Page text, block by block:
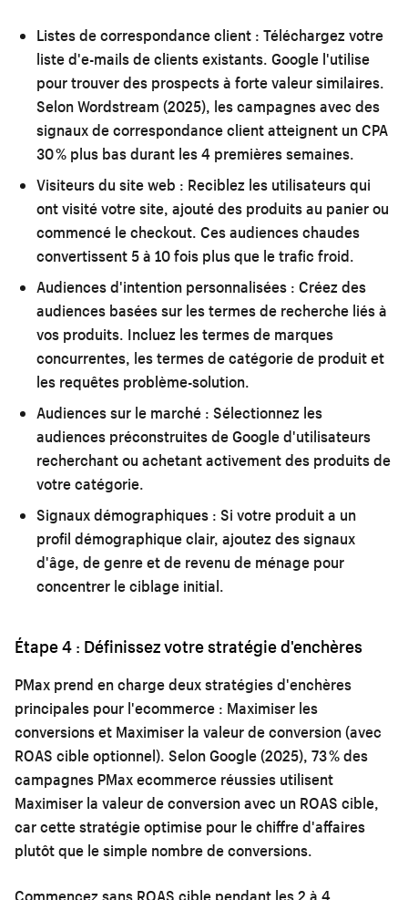
Listes de correspondance client : Téléchargez votre
liste d'e-mails de clients existants. Google l'utilise
pour trouver des prospects à forte valeur similaires.
Selon Wordstream (2025), les campagnes avec des
signaux de correspondance client atteignent un CPA
30 % plus bas durant les 4 premières semaines.
Visiteurs du site web : Reciblez les utilisateurs qui
ont visité votre site, ajouté des produits au panier ou
commencé le checkout. Ces audiences chaudes
convertissent 5 à 10 fois plus que le trafic froid.
Audiences d'intention personnalisées : Créez des
audiences basées sur les termes de recherche liés à
vos produits. Incluez les termes de marques
concurrentes, les termes de catégorie de produit et
les requêtes problème-solution.
Audiences sur le marché : Sélectionnez les
audiences préconstruites de Google d'utilisateurs
recherchant ou achetant activement des produits de
votre catégorie.
Signaux démographiques : Si votre produit a un
profil démographique clair, ajoutez des signaux
d'âge, de genre et de revenu de ménage pour
concentrer le ciblage initial.
Étape 4 : Définissez votre stratégie d'enchères
PMax prend en charge deux stratégies d'enchères
principales pour l'ecommerce : Maximiser les
conversions et Maximiser la valeur de conversion (avec
ROAS cible optionnel). Selon Google (2025), 73 % des
campagnes PMax ecommerce réussies utilisent
Maximiser la valeur de conversion avec un ROAS cible,
car cette stratégie optimise pour le chiffre d'affaires
plutôt que le simple nombre de conversions.
Commencez sans ROAS cible pendant les 2 à 4